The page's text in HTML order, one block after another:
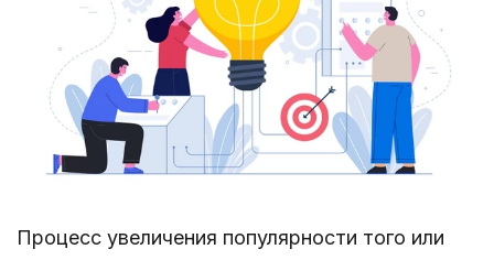
Процесс увеличения популярности того или